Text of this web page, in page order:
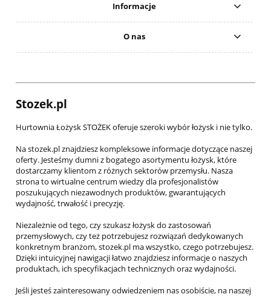
Informacje
O nas
Stozek.pl
Hurtownia Łożysk STOŻEK oferuje szeroki wybór łożysk i nie tylko.
Na stozek.pl znajdziesz kompleksowe informacje dotyczące naszej
oferty. Jesteśmy dumni z bogatego asortymentu łożysk, które
dostarczamy klientom z różnych sektorów przemysłu. Nasza
strona to wirtualne centrum wiedzy dla profesjonalistów
poszukujących niezawodnych produktów, gwarantujących
wydajność, trwałość i precyzję.
Niezależnie od tego, czy szukasz łożysk do zastosowań
przemysłowych, czy też potrzebujesz rozwiązań dedykowanych
konkretnym branżom, stozek.pl ma wszystko, czego potrzebujesz.
Dzięki intuicyjnej nawigacji łatwo znajdziesz informacje o naszych
produktach, ich specyfikacjach technicznych oraz wydajności.
Jeśli jesteś zainteresowany odwiedzeniem nas osobiście, na naszej